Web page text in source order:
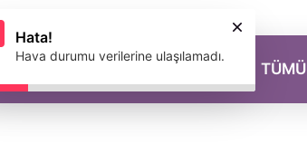
MAGAZİN TÜMÜ
Hata!
Hava durumu verilerine ulaşılamadı.